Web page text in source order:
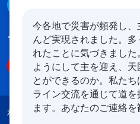
フォローする
利用規約 プライバシーポリシー
今各地で災害が頻発し
んど実現されました。
れたことに気づきまし
ようにして主を迎え、
とができるのか。私た
ライン交流を通じて道
ます。あなたのご連絡を